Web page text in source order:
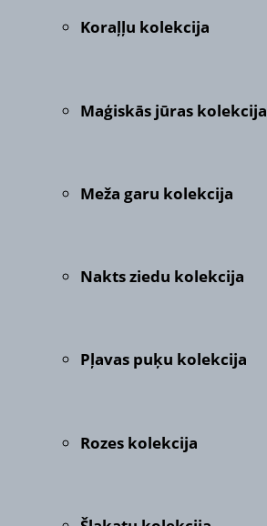
Koraļļu kolekcija
Maģiskās jūras kolekcija
Meža garu kolekcija
Nakts ziedu kolekcija
Pļavas puķu kolekcija
Rozes kolekcija